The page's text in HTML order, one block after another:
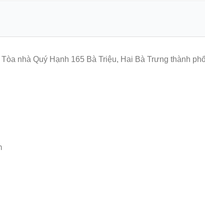
nhà Quý Hạnh 165 Bà Triệu, Hai Bà Trưng thành